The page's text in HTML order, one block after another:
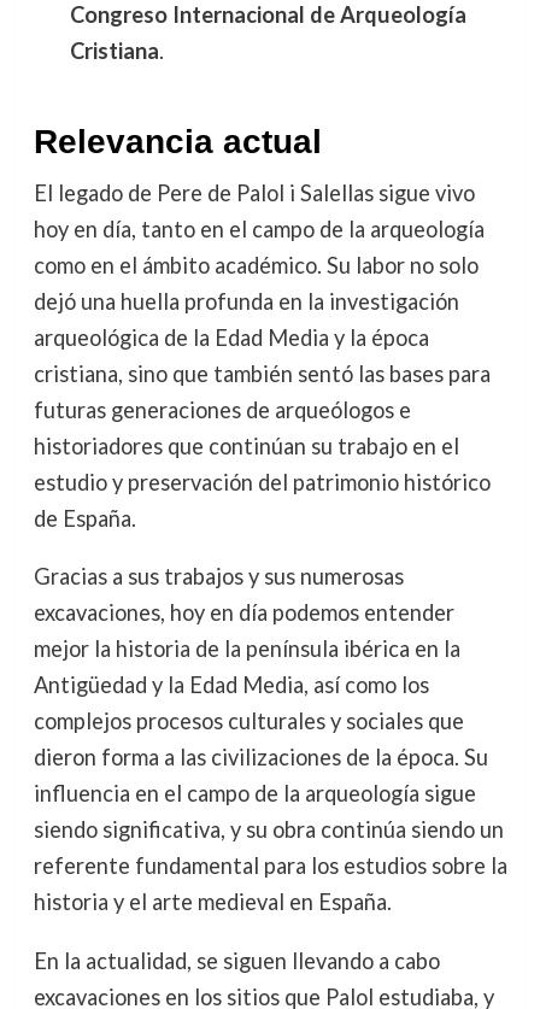
Congreso Internacional de Arqueología
Cristiana.
Relevancia actual
El legado de Pere de Palol i Salellas sigue vivo
hoy en día, tanto en el campo de la arqueología
como en el ámbito académico. Su labor no solo
dejó una huella profunda en la investigación
arqueológica de la Edad Media y la época
cristiana, sino que también sentó las bases para
futuras generaciones de arqueólogos e
historiadores que continúan su trabajo en el
estudio y preservación del patrimonio histórico
de España.
Gracias a sus trabajos y sus numerosas
excavaciones, hoy en día podemos entender
mejor la historia de la península ibérica en la
Antigüedad y la Edad Media, así como los
complejos procesos culturales y sociales que
dieron forma a las civilizaciones de la época. Su
influencia en el campo de la arqueología sigue
siendo significativa, y su obra continúa siendo un
referente fundamental para los estudios sobre la
historia y el arte medieval en España.
En la actualidad, se siguen llevando a cabo
excavaciones en los sitios que Palol estudiaba, y